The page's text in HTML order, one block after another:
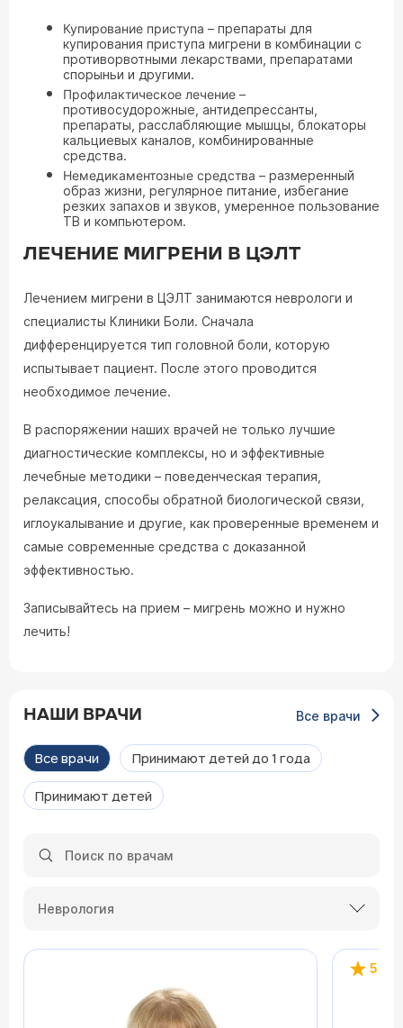
Купирование приступа – препараты для
купирования приступа мигрени в комбинации с
противорвотными лекарствами, препаратами
спорыньи и другими.
Профилактическое лечение –
противосудорожные, антидепрессанты,
препараты, расслабляющие мышцы, блокаторы
кальциевых каналов, комбинированные
средства.
Немедикаментозные средства – размеренный
образ жизни, регулярное питание, избегание
резких запахов и звуков, умеренное пользование
ТВ и компьютером.
ЛЕЧЕНИЕ МИГРЕНИ В ЦЭЛТ
Лечением мигрени в ЦЭЛТ занимаются неврологи и
специалисты Клиники Боли. Сначала
дифференцируется тип головной боли, которую
испытывает пациент. После этого проводится
необходимое лечение.
В распоряжении наших врачей не только лучшие
диагностические комплексы, но и эффективные
лечебные методики – поведенческая терапия,
релаксация, способы обратной биологической связи,
иглоукалывание и другие, как проверенные временем и
самые современные средства с доказанной
эффективностью.
Записывайтесь на прием – мигрень можно и нужно
лечить!
НАШИ ВРАЧИ Все врачи
Все врачи Принимают детей до 1 года
Принимают детей
Неврология
5